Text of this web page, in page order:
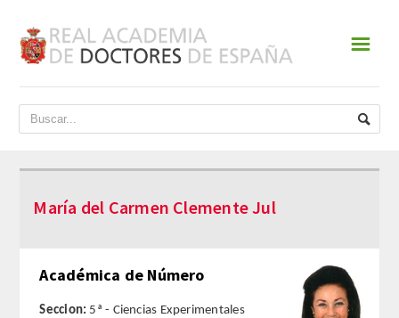
ACADEMIA
DATOS HISTÓRICOS
HISTORIA
JUNTA DE GOBIERNO
☰
María del Carmen Clemente Jul
Académica de Número
Seccion: 5ª - Ciencias Experimentales